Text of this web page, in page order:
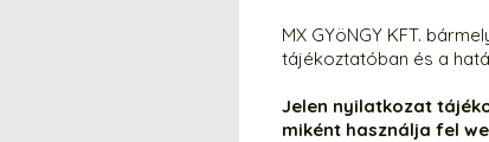
MX GYöNGY KFT.
tájékoztatóban és a
Jelen nyilatkozat
miként használja fel